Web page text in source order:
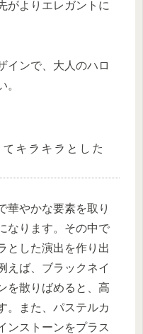
がよりエレガントに
インで、大人のハロ
。
キラキラとした
華やかな要素を取り
なります。その中で
とした演出を作り出
えば、ブラックネイ
を散りばめると、高
。また、パステルカ
ンストーンをプラス